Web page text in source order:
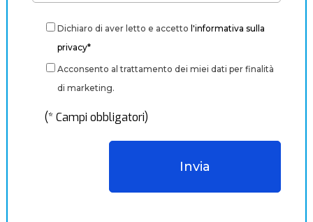
Dichiaro di aver letto e accetto l'informativa sulla
privacy*
Acconsento al trattamento dei miei dati per finalità
di marketing.
(* Campi obbligatori)